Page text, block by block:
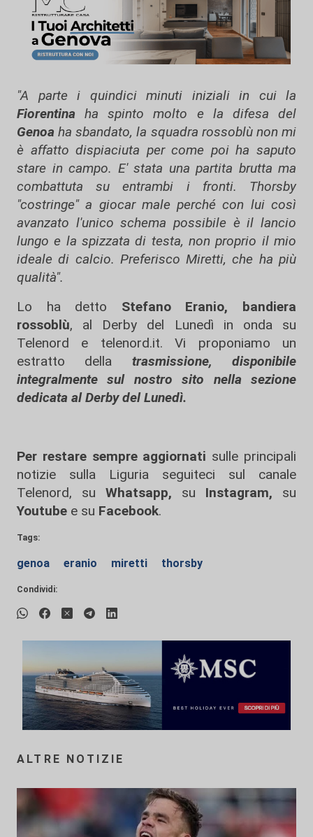
"A parte i quindici minuti iniziali in cui la
Fiorentina ha spinto molto e la difesa del
Genoa ha sbandato, la squadra rossoblù non mi
è affatto dispiaciuta per come poi ha saputo
stare in campo. E' stata una partita brutta ma
combattuta su entrambi i fronti. Thorsby
"costringe" a giocar male perché con lui così
avanzato l'unico schema possibile è il lancio
lungo e la spizzata di testa, non proprio il mio
ideale di calcio. Preferisco Miretti, che ha più
qualità".
Lo ha detto Stefano Eranio, bandiera
rossoblù, al Derby del Lunedì in onda su
Telenord e telenord.it. Vi proponiamo un
estratto della trasmissione, disponibile
integralmente sul nostro sito nella sezione
dedicata al Derby del Lunedì.
Per restare sempre aggiornati sulle principali
notizie sulla Liguria seguiteci sul canale
Telenord, su
Whatsapp, su Instagram, su
Youtube e su Facebook.
Tags:
genoa eranio miretti thorsby
Condividi:
ALTRE NOTIZIE